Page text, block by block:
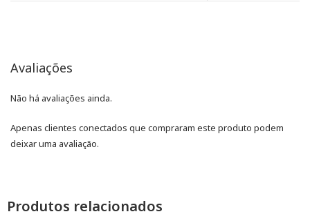
Avaliações
Não há avaliações ainda.
Apenas clientes conectados que compraram este produto podem
deixar uma avaliação.
Produtos relacionados